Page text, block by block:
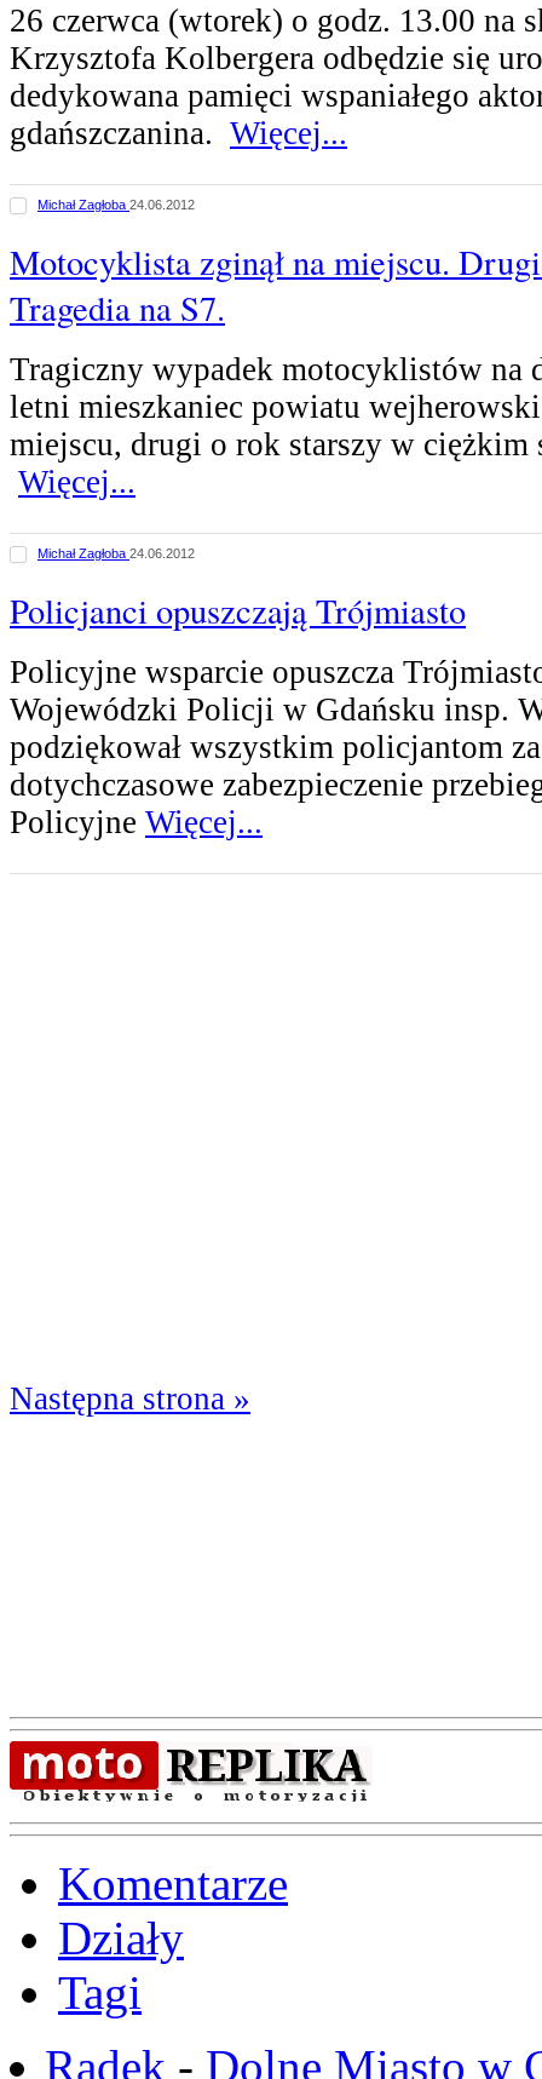
26 czerwca (wtorek) o godz. 13.00 na
Krzysztofa Kolbergera odbędzie się
dedykowana pamięci wspaniałego
gdańszczanina. Więcej...
Michał Zagłoba 24.06.2012
Motocyklista zginął na miejscu.
Tragedia na S7.
Tragiczny wypadek motocyklistów na
letni mieszkaniec powiatu
miejscu, drugi o rok starszy w ciężkim
Więcej...
Michał Zagłoba 24.06.2012
Policjanci opuszczają Trójmiasto
Policyjne wsparcie opuszcza
Wojewódzki Policji w Gdańsku insp.
podziękował wszystkim policjantom
dotychczasowe zabezpieczenie
Policyjne Więcej...
Następna strona »
Komentarze
Działy
Tagi
Radek - Dolne Miasto w